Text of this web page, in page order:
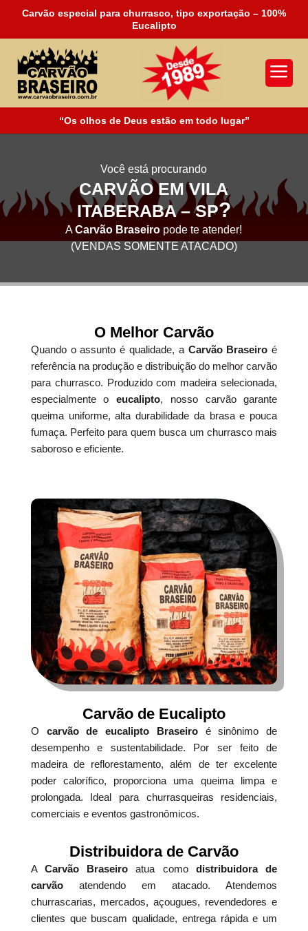
Carvão especial para churrasco, tipo exportação – 100%
Eucalipto
a
“Os olhos de Deus estão em todo lugar”
Você está procurando
CARVÃO EM VILA
ITABERABA – SP?
ACarvão Braseiro pode te atender!
(VENDAS SOMENTE ATACADO)
O Melhor Carvão
Quando o assunto é qualidade, a Carvão Braseiro é
referência na produção e distribuição do melhor carvão
para churrasco. Produzido com madeira selecionada,
especialmente oeucalipto, nosso carvão garante
queima uniforme, alta durabilidade da brasa e pouca
fumaça. Perfeito para quem busca um churrasco mais
saboroso e eficiente.
Carvão de Eucalipto
O carvão de eucalipto Braseiroé sinônimo de
desempenho e sustentabilidade. Por ser feito de
madeira de reflorestamento, além de ter excelente
poder calorífico, proporciona uma queima limpa e
prolongada. Ideal para churrasqueiras residenciais,
comerciais e eventos gastronômicos.
Distribuidora de Carvão
ACarvão Braseiro atua como distribuidora de
carvãoatendendo em atacado. Atendemos
churrascarias, mercados, açougues, revendedores e
clientes que buscam qualidade, entrega rápida e um